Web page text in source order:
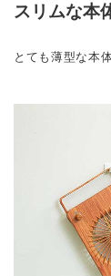
スリムな本
とても薄型な本